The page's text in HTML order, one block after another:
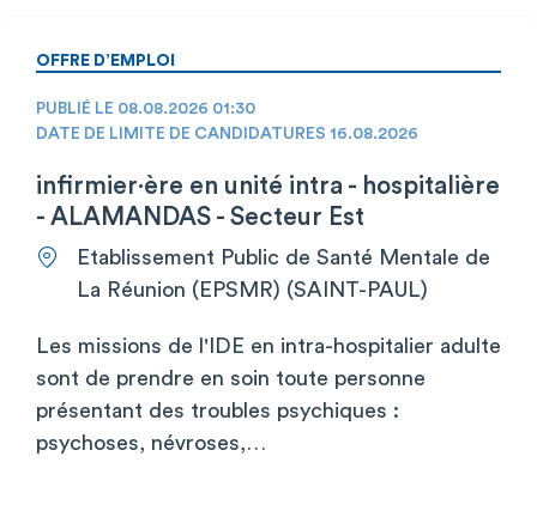
OFFRE D’EMPLOI
PUBLIÉ LE 08.08.2026 01:30
DATE DE LIMITE DE CANDIDATURES 16.08.2026
infirmier·ère en unité intra - hospitalière
- ALAMANDAS - Secteur Est
Etablissement Public de Santé Mentale de
La Réunion (EPSMR) (SAINT-PAUL)
Les missions de l'IDE en intra-hospitalier adulte
sont de prendre en soin toute personne
présentant des troubles psychiques :
psychoses, névroses,…